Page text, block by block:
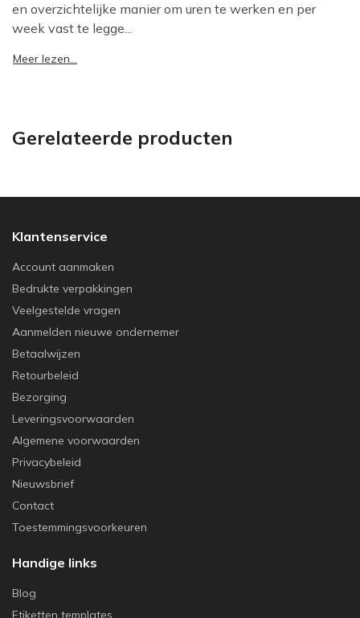
en overzichtelijke manier om uren te werken en per
week vast te legge...
Meer lezen...
Gerelateerde producten
Klantenservice
Account aanmaken
Bedrukte verpakkingen
Veelgestelde vragen
Aanmelden nieuwe ondernemer
Betaalwijzen
Retourbeleid
Bezorging
Leveringsvoorwaarden
Algemene voorwaarden
Privacybeleid
Nieuwsbrief
Contact
Toestemmingsvoorkeuren
Handige links
Blog
Etiketten templates